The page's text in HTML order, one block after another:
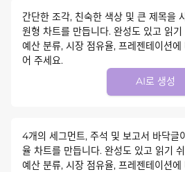
간단한 조각, 친숙한 색상 및 큰 제목을
원형 차트를 만듭니다. 완성도 있고 읽
예산 분류, 시장 점유율, 프레젠테이션
어 주세요.
AI로 생성
4개의 세그먼트, 주석 및 보고서 바닥글
율 차트를 만듭니다. 완성도 있고 읽기
예산 분류, 시장 점유율, 프레젠테이션